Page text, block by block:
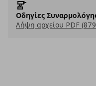
Οδηγίες
Λήψη αρχείου PDF